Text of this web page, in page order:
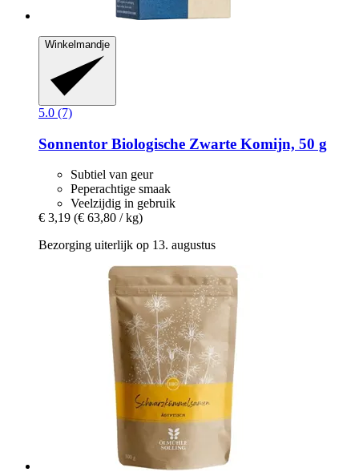
Winkelmandje
5.0 (7)
Sonnentor Biologische Zwarte Komijn, 50 g
Subtiel van geur
Peperachtige smaak
Veelzijdig in gebruik
€ 3,19 (€ 63,80 / kg)
Bezorging uiterlijk op 13. augustus